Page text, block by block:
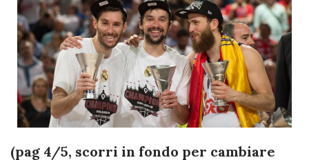
(pag 4/5, scorri in fondo per cambiare